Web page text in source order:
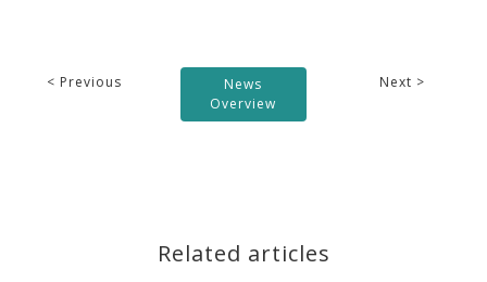
< Previous
News
Overview
Next >
Related articles